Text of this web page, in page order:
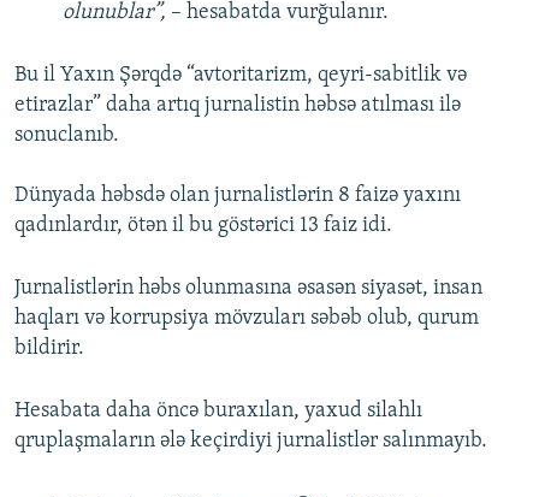
olunublar”, – hesabatda vurğulanır.
Bu il Yaxın Şərqdə “avtoritarizm, qeyri-sabitlik və
etirazlar” daha artıq jurnalistin həbsə atılması ilə
sonuclanıb.
Dünyada həbsdə olan jurnalistlərin 8 faizə yaxını
qadınlardır, ötən il bu göstərici 13 faiz idi.
Jurnalistlərin həbs olunmasına əsasən siyasət, insan
haqları və korrupsiya mövzuları səbəb olub, qurum
bildirir.
Hesabata daha öncə buraxılan, yaxud silahlı
qruplaşmaların ələ keçirdiyi jurnalistlər salınmayıb.